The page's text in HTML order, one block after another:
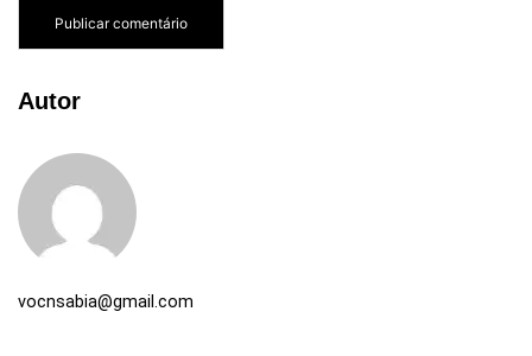
Autor
vocnsabia@gmail.com